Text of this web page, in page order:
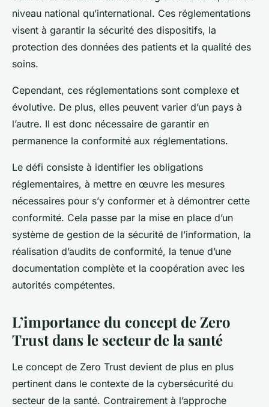
niveau national qu’international. Ces réglementations
visent à garantir la sécurité des dispositifs, la
protection des données des patients et la qualité des
soins.
Cependant, ces réglementations sont complexe et
évolutive. De plus, elles peuvent varier d’un pays à
l’autre. Il est donc nécessaire de garantir en
permanence la conformité aux réglementations.
Le défi consiste à identifier les obligations
réglementaires, à mettre en œuvre les mesures
nécessaires pour s’y conformer et à démontrer cette
conformité. Cela passe par la mise en place d’un
système de gestion de la sécurité de l’information, la
réalisation d’audits de conformité, la tenue d’une
documentation complète et la coopération avec les
autorités compétentes.
L’importance du concept de Zero
Trust dans le secteur de la santé
Le concept de Zero Trust devient de plus en plus
pertinent dans le contexte de la cybersécurité du
secteur de la santé. Contrairement à l’approche